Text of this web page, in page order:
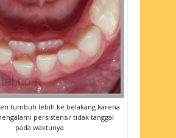
tumbuh lebih ke belakang karena
persistensi/ tidak tanggal
pada waktunya